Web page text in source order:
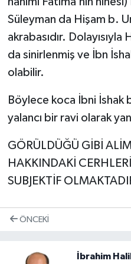
Süleyman da Hişam b.
akrabasıdır. Dolayısıyla
da sinirlenmiş ve İbn
olabilir.
Böylece koca İbni İshak
yalancı bir ravi olarak
GÖRÜLDÜĞÜ GİBİ
HAKKINDAKİ
SUBJEKTİF
ÖNCEKI
İbrahim